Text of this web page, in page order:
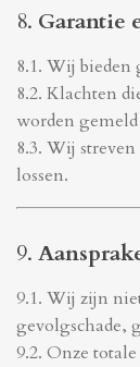
8. Garantie
8.1. Wij bieden
8.2. Klachten
worden
8.3. Wij
lossen.
9.
9.1. Wij zijn
gevolgschade,
9.2. Onze